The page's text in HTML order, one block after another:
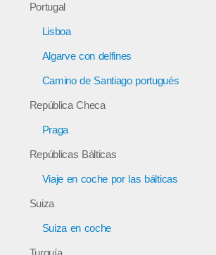
Portugal
Lisboa
Algarve con delfines
Camino de Santiago portugués
República Checa
Praga
Repúblicas Bálticas
Viaje en coche por las bálticas
Suiza
Suiza en coche
Turquía